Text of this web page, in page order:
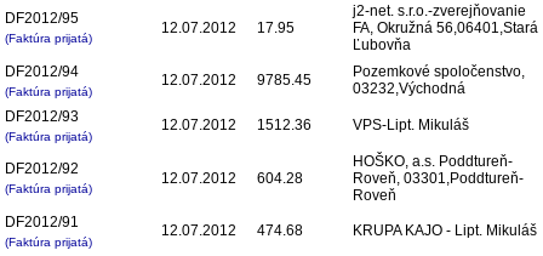
DF2012/95
(Faktúra prijatá)
12.07.2012 17.95
j2-net. s.r.o.-zverejňovanie
FA, Okružná 56,06401,Stará
Ľubovňa
DF2012/94
(Faktúra prijatá)
12.07.2012 9785.45
Pozemkové spoločenstvo,
03232,Východná
DF2012/93
(Faktúra prijatá)
12.07.2012 1512.36 VPS-Lipt. Mikuláš
DF2012/92
(Faktúra prijatá)
12.07.2012 604.28
HOŠKO, a.s. Poddtureň-
Roveň, 03301,Poddtureň-
Roveň
DF2012/91
(Faktúra prijatá)
12.07.2012 474.68 KRUPA KAJO - Lipt. Mikuláš